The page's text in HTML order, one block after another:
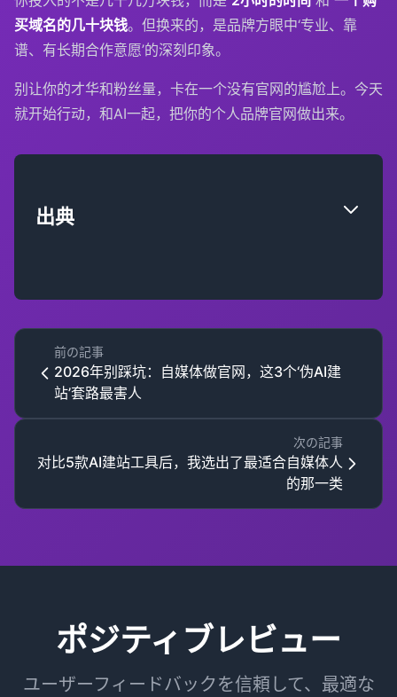
买域名的几十块钱。但换来的，是品牌方眼中‘专业、靠
谱、有长期合作意愿’的深刻印象。
别让你的才华和粉丝量，卡在一个没有官网的尴尬上。今天
就开始行动，和AI一起，把你的个人品牌官网做出来。
出典
前の記事
2026年别踩坑：自媒体做官网，这3个‘伪AI建
站’套路最害人
次の記事
对比5款AI建站工具后，我选出了最适合自媒体人
的那一类
ポジティブレビュー
ユーザーフィードバックを信頼して、最適な